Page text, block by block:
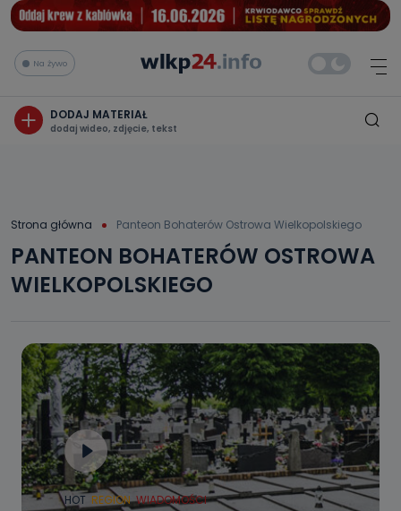
Na żywo
DODAJ MATERIAŁ
dodaj wideo, zdjęcie, tekst
Strona główna Panteon Bohaterów Ostrowa Wielkopolskiego
PANTEON BOHATERÓW OSTROWA
WIELKOPOLSKIEGO
HOT REGION WIADOMOŚCI